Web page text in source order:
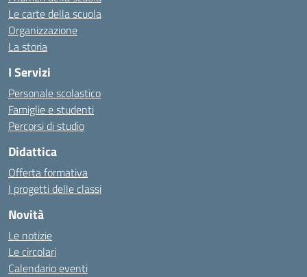
Le carte della scuola
Organizzazione
La storia
I Servizi
Personale scolastico
Famiglie e studenti
Percorsi di studio
Didattica
Offerta formativa
I progetti delle classi
Novità
Le notizie
Le circolari
Calendario eventi